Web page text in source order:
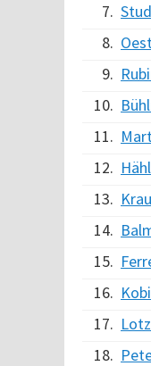
7.
8.
9.
10.
11.
12.
13.
14.
15.
16.
17.
18.